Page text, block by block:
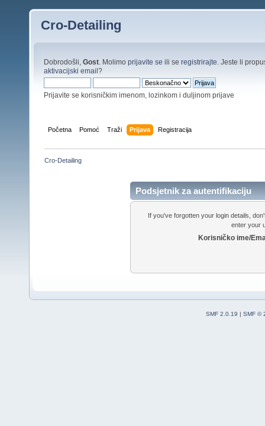
Cro-Detailing
Dobrodošli, Gost . Molimo prijavite se ili se registrirajte . Jeste li
aktivacijski email?
Prijavite se korisničkim imenom, lozinkom i duljinom prijave
Početna Pomoć Traži Prijava Registracija
Cro-Detailing
Podsjetnik za autentifikaciju
If you've forgotten your login details,
enter your
Korisničko ime/
SMF 2.0.19 | SMF ©